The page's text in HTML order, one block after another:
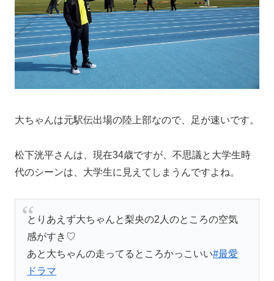
大ちゃんは元駅伝出場の陸上部なので、足が速いです。
松下洸平さんは、現在34歳ですが、不思議と大学生時
代のシーンは、大学生に見えてしまうんですよね。
とりあえず大ちゃんと梨央の2人のところの空気
感がすき♡
あと大ちゃんの走ってるところかっこいい#最愛
ドラマ